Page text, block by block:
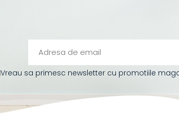
Vreau sa primesc newsletter cu promotiile